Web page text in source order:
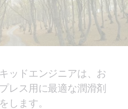
ッドエンジニアは、お
レス用に最適な潤滑剤
します。